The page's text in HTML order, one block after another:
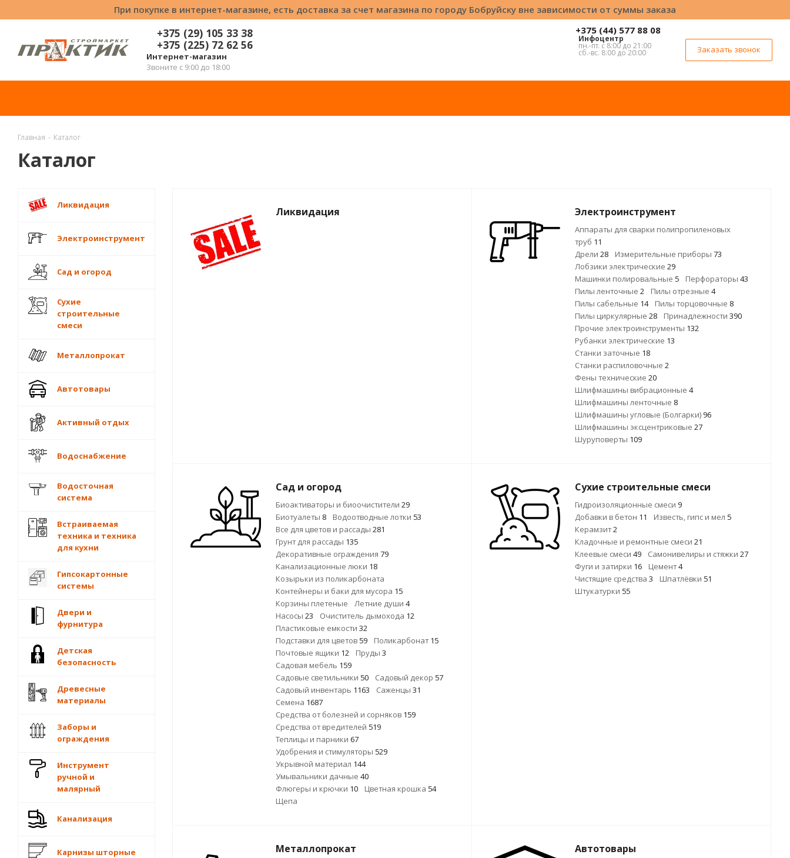
При покупке в интернет-магазине, есть доставка за счет магазина по городу Бобруйску вне зависимости от суммы заказа
+375 (29) 105 33 38
+375 (225) 72 62 56
Интернет-магазин
Звоните с 9:00 до 18:00
+375 (44) 577 88 08
Инфоцентр
пн.-пт. с 8:00 до 21:00
сб.-вс. 8:00 до 20:00 Заказать звонок
Главная - Каталог
Каталог
Ликвидация Электроинструмент
Аппараты для сварки полипропиленовых
труб 11
Дрели 28 Измерительные приборы 73
Лобзики электрические 29
Машинки полировальные 5 Перфораторы 43
Пилы ленточные 2 Пилы отрезные 4
Пилы сабельные 14 Пилы торцовочные 8
Пилы циркулярные 28 Принадлежности 390
Прочие электроинструменты 132
Рубанки электрические 13
Станки заточные 18
Станки распиловочные 2
Фены технические 20
Шлифмашины вибрационные 4
Шлифмашины ленточные 8
Шлифмашины угловые (Болгарки) 96
Шлифмашины эксцентриковые 27
Шуруповерты 109
Сад и огород
Биоактиваторы и биоочистители 29
Биотуалеты 8 Водоотводные лотки 53
Все для цветов и рассады 281
Грунт для рассады 135
Декоративные ограждения 79
Канализационные люки 18
Козырьки из поликарбоната
Контейнеры и баки для мусора 15
Корзины плетеные
Летние души 4
Насосы 23 Очиститель дымохода 12
Пластиковые емкости 32
Подставки для цветов 59 Поликарбонат15
Почтовые ящики 12 Пруды 3
Садовая мебель 159
Садовые светильники 50 Садовый декор 57
Садовый инвентарь 1163 Саженцы 31
Семена 1687
Средства от болезней и сорняков 159
Средства от вредителей 519
Теплицы и парники 67
Удобрения и стимуляторы 529
Укрывной материал 144
Умывальники дачные 40
Флюгеры и крючки 10 Цветная крошка 54
Щепа
Сухие строительные смеси
Гидроизоляционные смеси 9
Добавки в бетон 11 Известь, гипс и мел 5
Керамзит2
Кладочные и ремонтные смеси 21
Клеевые смеси 49 Самонивелиры и стяжки 27
Фуги и затирки 16 Цемент4
Чистящие средства 3 Шпатлёвки 51
Штукатурки 55
Металлопрокат Автотовары
Ликвидация
Электроинструмент
Сад и огород
Сухие
строительные
смеси
Металлопрокат
Автотовары
Активный отдых
Водоснабжение
Водосточная
система
Встраиваемая
техника и техника
для кухни
Гипсокартонные
системы
Двери и
фурнитура
Детская
безопасность
Древесные
материалы
Заборы и
ограждения
Инструмент
ручной и
малярный
Канализация
Карнизы шторные